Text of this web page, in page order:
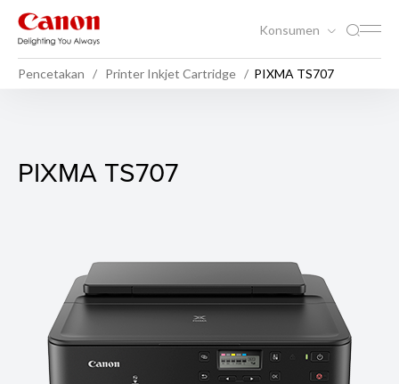
Konsumen
Pencetakan Printer Inkjet Cartridge PIXMA TS707
PIXMA TS707
PIXMA TS707